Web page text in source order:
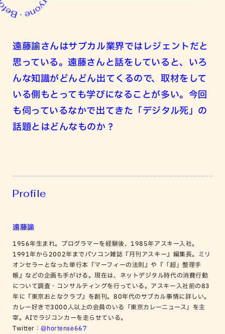
遠藤諭さんはサブカル業界ではレジェントだと
思っている。遠藤さんと話をしていると、いろ
んな知識がどんどん出てくるので、取材をして
いる側もとっても学びになることが多い。今回
も伺っているなかで出てきた「デジタル死」の
話題とはどんなものか？
Profile
遠藤諭
1956年生まれ。プログラマーを経験後、1985年アスキー入社。
1991年から2002年までパソコン雑誌『月刊アスキー』編集長。ミリ
オンセラーとなった単行本『マーフィーの法則』や『「超」整理手
帳』などの企画も手がける。現在は、ネットデジタル時代の消費行動
について調査・コンサルティングを行っている。アスキー入社前の83
年に『東京おとなクラブ』を創刊。80年代のサブカル事情に詳しい。
カレー好きで3000人以上の会員のいる「東京カレーニュース」を主
宰。AIでラジコンカーを走らせている。
Twitter：@hortense667